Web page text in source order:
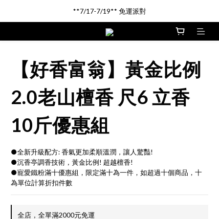
新品登場!! \印尼馬來沉香/
**7/17-7/19** 免運派對
新品登場!! \印尼馬來沉香/
【好香富翁】黃金比例
2.0老山檀香 尺6 立香
10斤優惠組
●全新升級配方: 香氣更加柔順溫潤，讓人驚豔!
●沉香亭調香技術，黃金比例! 超越檀香!
●寵愛鐵粉滿十優惠組，限定滿十為一件，如超過十個商品，十
為單位計算折扣件數
全店，全單滿2000元免運